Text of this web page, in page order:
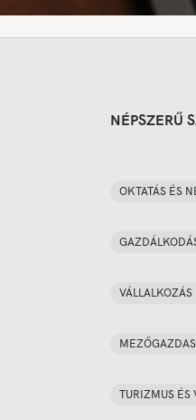
NÉPSZERŰ
OKTATÁS ÉS
TURIZMUS ÉS